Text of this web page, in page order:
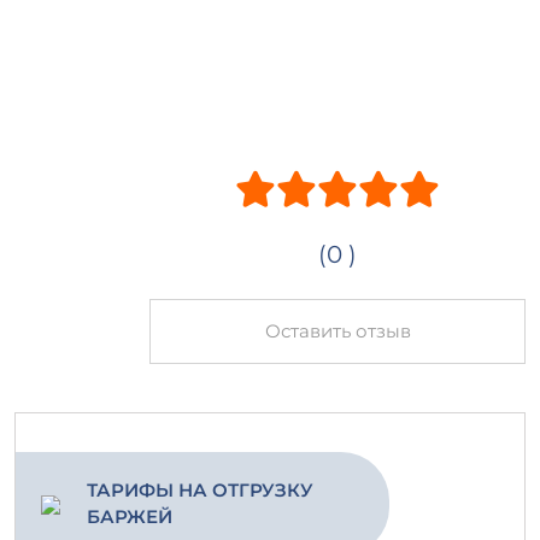
(0 )
Оставить отзыв
ТАРИФЫ НА ОТГРУЗКУ
БАРЖЕЙ